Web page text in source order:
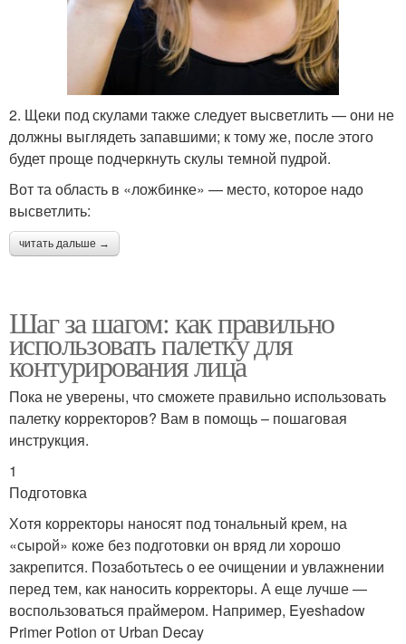
2. Щеки под скулами также следует высветлить — они не
должны выглядеть запавшими; к тому же, после этого
будет проще подчеркнуть скулы темной пудрой.
Вот та область в «ложбинке» — место, которое надо
высветлить:
читать дальше →
Шаг за шагом: как правильно
использовать палетку для
контурирования лица
Пока не уверены, что сможете правильно использовать
палетку корректоров? Вам в помощь – пошаговая
инструкция.
1
Подготовка
Хотя корректоры наносят под тональный крем, на
«сырой» коже без подготовки он вряд ли хорошо
закрепится. Позаботьтесь о ее очищении и увлажнении
перед тем, как наносить корректоры. А еще лучше —
воспользоваться праймером. Например, Eyeshadow
Primer Potion от Urban Decay